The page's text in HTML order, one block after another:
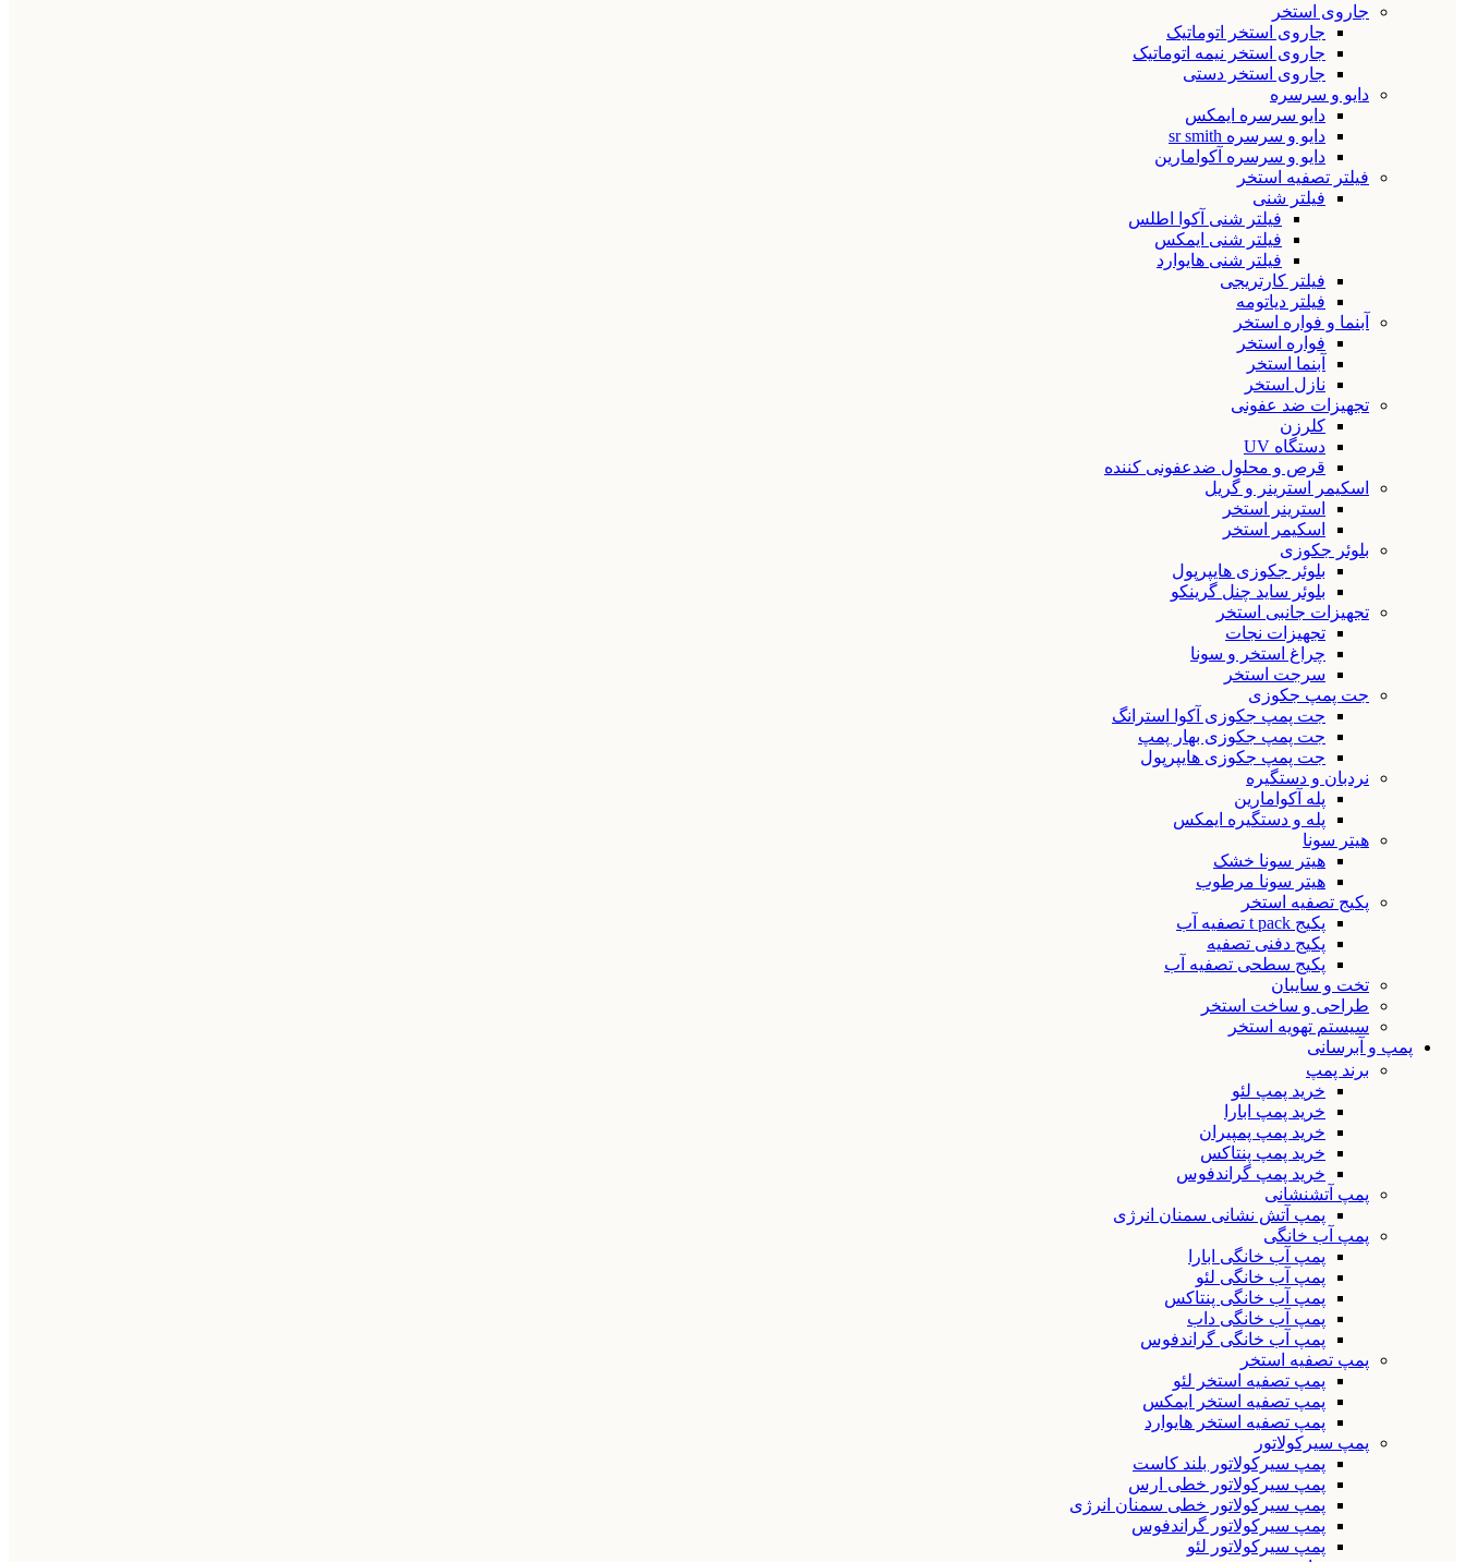
جاروی استخر
جاروی استخر اتوماتیک
جاروی استخر نیمه اتوماتیک
جاروی استخر دستی
دایو و سرسره
دایو سرسره ایمکس
دایو و سرسره sr smith
دایو و سرسره آکوامارین
فیلتر تصفیه استخر
فیلتر شنی
فیلتر شنی آکوا اطلس
فیلتر شنی ایمکس
فیلتر شنی هایوارد
فیلتر کارتریجی
فیلتر دیاتومه
آبنما و فواره استخر
فواره استخر
آبنما استخر
نازل استخر
تجهیزات ضد عفونی
کلرزن
دستگاه UV
قرص و محلول ضدعفونی کننده
اسکیمر استرینر و گریل
استرینر استخر
اسکیمر استخر
بلوئر جکوزی
بلوئر جکوزی هایپرپول
بلوئر ساید چنل گرینکو
تجهیزات جانبی استخر
تجهیزات نجات
چراغ استخر و سونا
سرجت استخر
جت پمپ جکوزی
جت پمپ جکوزی آکوا استرانگ
جت پمپ جکوزی بهار پمپ
جت پمپ جکوزی هایپرپول
نردبان و دستگیره
پله آکوامارین
پله و دستگیره ایمکس
هیتر سونا
هیتر سونا خشک
هیتر سونا مرطوب
پکیج تصفیه استخر
پکیج t pack تصفیه آب
پکیج دفنی تصفیه
پکیج سطحی تصفیه آب
تخت و سایبان
طراحی و ساخت استخر
سیستم تهویه استخر
پمپ و آبرسانی
برند پمپ
خرید پمپ لئو
خرید پمپ ابارا
خرید پمپ پمپیران
خرید پمپ پنتاکس
خرید پمپ گراندفوس
پمپ آتشنشانی
پمپ آتش نشانی سمنان انرژی
پمپ آب خانگی
پمپ آب خانگی ابارا
پمپ آب خانگی لئو
پمپ آب خانگی پنتاکس
پمپ آب خانگی داب
پمپ آب خانگی گراندفوس
پمپ تصفیه استخر
پمپ تصفیه استخر لئو
پمپ تصفیه استخر ایمکس
پمپ تصفیه استخر هایوارد
پمپ سیرکولاتور
پمپ سیرکولاتور بلند کاست
پمپ سیرکولاتور خطی ارس
پمپ سیرکولاتور خطی سمنان انرژی
پمپ سیرکولاتور گراندفوس
پمپ سیرکولاتور لئو